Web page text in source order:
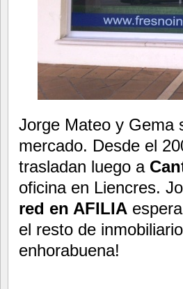
Jorge Mateo y Gema
mercado. Desde el
trasladan luego a
oficina en Liencres.
red en AFILIA
el resto de
enhorabuena!